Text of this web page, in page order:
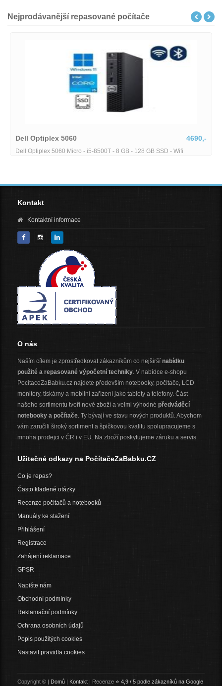
Nejprodávanější repasované počítače
Dell Optiplex 5060 4690,-
Dell Optiplex 5060 Micro - i5-8500T - 8 GB - 128 GB SSD - Wifi
Kontakt
Kontaktní informace
O nás
Naším cílem je zprostředkovat zákazníkům co nejširší nabídku
použité a repasované výpočetní techniky. V nabídce e-shopu
PocitaceZaBabku.cz najdete především notebooky, počítače, LCD
monitory, tiskárny a mobilní zařízení jako tablety a telefony. Část
našeho sortimentu tvoří nové zboží a velmi výhodné předváděcí
notebooky a počítače. Ty bývají ve stavu nových produktů. Abychom
vám zaručili široký sortiment a špičkovou kvalitu spolupracujeme s
mnoha prodejci v ČR i v EU. Na zboží poskytujeme záruku a servis.
Užitečné odkazy na PočítačeZaBabku.CZ
Co je repas?
Často kladené otázky
Recenze počítačů a notebooků
Manuály ke stažení
Přihlášení
Registrace
Zahájení reklamace
GPSR
Napište nám
Obchodní podmínky
Reklamační podmínky
Ochrana osobních údajů
Popis použitých cookies
Nastavit pravidla cookies
Copyright © | Domů | Kontakt | Recenze ⭐ 4,9 / 5 podle zákazníků na Google